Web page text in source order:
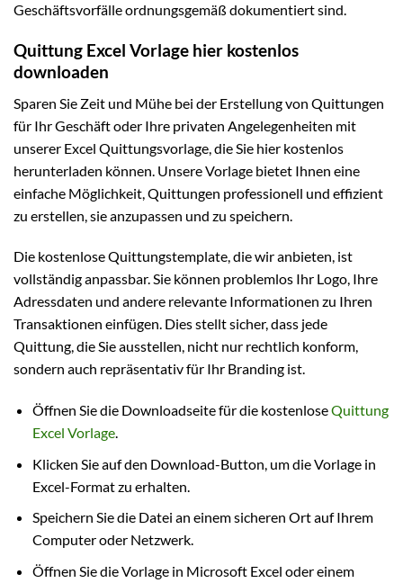
Geschäftsvorfälle ordnungsgemäß dokumentiert sind.
Quittung Excel Vorlage hier kostenlos
downloaden
Sparen Sie Zeit und Mühe bei der Erstellung von Quittungen
für Ihr Geschäft oder Ihre privaten Angelegenheiten mit
unserer Excel Quittungsvorlage, die Sie hier kostenlos
herunterladen können. Unsere Vorlage bietet Ihnen eine
einfache Möglichkeit, Quittungen professionell und effizient
zu erstellen, sie anzupassen und zu speichern.
Die kostenlose Quittungstemplate, die wir anbieten, ist
vollständig anpassbar. Sie können problemlos Ihr Logo, Ihre
Adressdaten und andere relevante Informationen zu Ihren
Transaktionen einfügen. Dies stellt sicher, dass jede
Quittung, die Sie ausstellen, nicht nur rechtlich konform,
sondern auch repräsentativ für Ihr Branding ist.
Öffnen Sie die Downloadseite für die kostenloseQuittung
Excel Vorlage.
Klicken Sie auf den Download-Button, um die Vorlage in
Excel-Format zu erhalten.
Speichern Sie die Datei an einem sicheren Ort auf Ihrem
Computer oder Netzwerk.
Öffnen Sie die Vorlage in Microsoft Excel oder einem